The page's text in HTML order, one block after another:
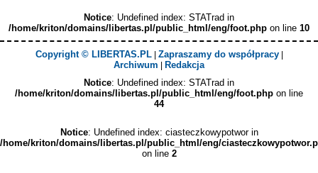
Notice: Undefined index: STATrad in
/home/kriton/domains/libertas.pl/public_html/eng/foot.php on line 10
Copyright © LIBERTAS.PL| Zapraszamy do współpracy|
Archiwum | Redakcja
Notice: Undefined index: STATrad in
/home/kriton/domains/libertas.pl/public_html/eng/foot.php on line
44
Notice: Undefined index: ciasteczkowypotwor in
/home/kriton/domains/libertas.pl/public_html/eng/
on line 2